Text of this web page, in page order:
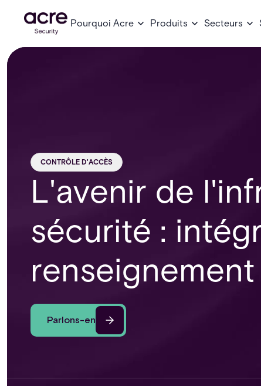
Pourquoi Acre Produits Secteurs
CONTRÔLE D'ACCÈS
L'avenir de
sécurité :
renseignement
Parlons-en